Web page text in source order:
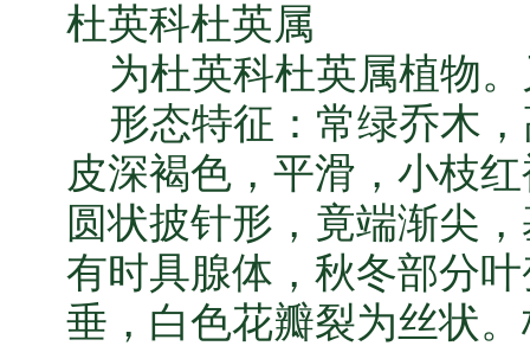
杜英科杜英属
为杜英科杜英属植物。
形态特征：常绿乔木，
皮深褐色，平滑，小枝
圆状披针形，竟端渐尖
有时具腺体，秋冬部分
垂，白色花瓣裂为丝状